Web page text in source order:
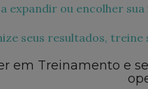
expandir ou encolher
seus resultados,
em Treinamento e